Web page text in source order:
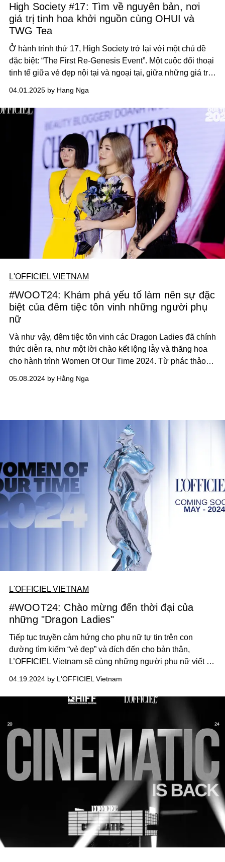
High Society #17: Tìm về nguyên bản, nơi
giá trị tinh hoa khởi nguồn cùng OHUI và
TWG Tea
Ở hành trình thứ 17, High Society trở lại với một chủ đề
đặc biệt: “The First Re-Genesis Event”. Một cuộc đối thoại
tinh tế giữa vẻ đẹp nội tại và ngoại tại, giữa những giá trị
04.01.2025 by Hang Nga
L'OFFICIEL VIETNAM
#WOOT24: Khám phá yếu tố làm nên sự đặc
biệt của đêm tiệc tôn vinh những người phụ
nữ
Và như vậy, đêm tiệc tôn vinh các Dragon Ladies đã chính
thức diễn ra, như một lời chào kết lộng lẫy và thăng hoa
cho hành trình Women Of Our Time 2024. Từ phác thảo
đến thành phẩm, cùng L’OFFICIEL Vietnam tìm hiểu về
hành trình sáng tạo nên những yếu tố đặc biệt.
05.08.2024 by Hằng Nga
L'OFFICIEL VIETNAM
#WOOT24: Chào mừng đến thời đại của
những "Dragon Ladies"
Tiếp tục truyền cảm hứng cho phụ nữ tự tin trên con
đường tìm kiếm “vẻ đẹp” và đích đến cho bản thân,
L’OFFICIEL Vietnam sẽ cùng những người phụ nữ viết lại
mạnh mẽ và độc lập vẫn có thể hiện diện dưới dáng hình
tinh tế, linh hoạt, và đầy nữ tính.
04.19.2024 by L'OFFICIEL Vietnam